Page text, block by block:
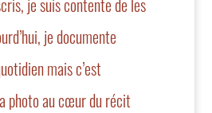
je documente
mais c’est
photo au cœur du récit